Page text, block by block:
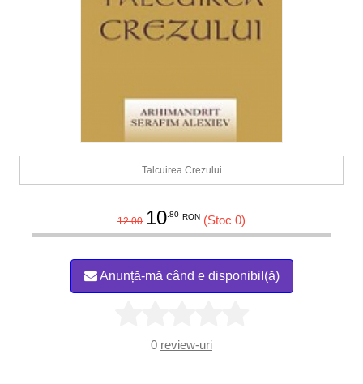
Talcuirea Crezului
12.00 10.80 RON (Stoc 0)
Anunță-mă când e disponibil(ă)
0 review-uri